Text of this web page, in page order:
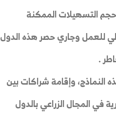
وحجم التسهيلات الممكنة
للعمل وجاري حصر هذه الدول
.
النماذج، وإقامة شراكات بين
في المجال الزراعي بالدول